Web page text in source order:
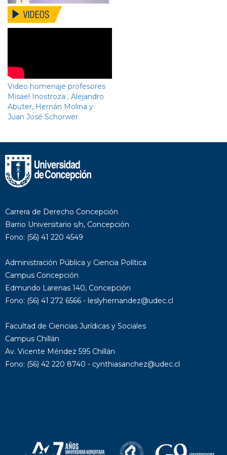
Video homenaje profesores
Misael Inostroza , Alejandro
Abuter, Hernán Molina y
Juan José Schorwer
Carrera de Derecho Concepción
Barrio Universitario s/n, Concepción
Fono: (56) 41 220 4549
Administración Pública y Ciencia Política
Campus Concepción
Edmundo Larenas 140, Concepción
Fono: (56) 41 272 6566 - leslyhernandez@udec.cl
Facultad de Ciencias Jurídicas y Sociales
Campus Chillán
Av. Vicente Méndez 595 Chillán
Fono: (56) 42 220 8740 - cynthiasanchez@udec.cl